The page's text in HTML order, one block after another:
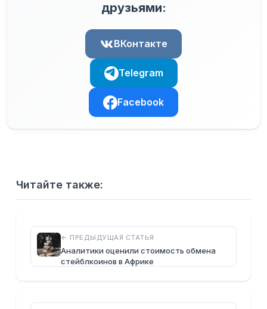
друзьями:
ВКонтакте
Telegram
Facebook
Читайте также:
← ПРЕДЫДУЩАЯ СТАТЬЯ
Аналитики оценили стоимость обмена
стейблкоинов в Африке